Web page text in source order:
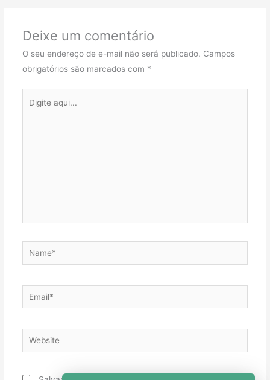
Deixe um comentário
O seu endereço de e-mail não será publicado. Campos
obrigatórios são marcados com *
aqui...
Name*
Email*
Website